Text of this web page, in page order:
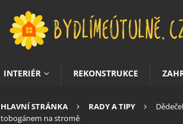
INTERIÉR REKONSTRUKCE
HLAVNÍ STRÁNKA RADY A TIPY
tobogánem na stromě